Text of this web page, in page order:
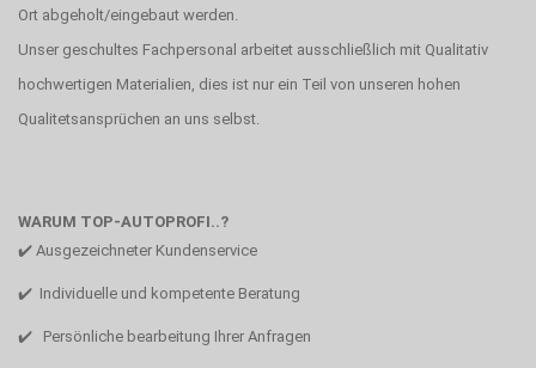
Ort abgeholt/eingebaut werden.
Unser geschultes Fachpersonal arbeitet ausschließlich mit Qualitativ
hochwertigen Materialien, dies ist nur ein Teil von unseren hohen
Qualitetsansprüchen an uns selbst.
WARUM TOP-AUTOPROFI..?
✔️ Ausgezeichneter Kundenservice
✔️ Individuelle und kompetente Beratung
✔️ Persönliche bearbeitung Ihrer Anfragen